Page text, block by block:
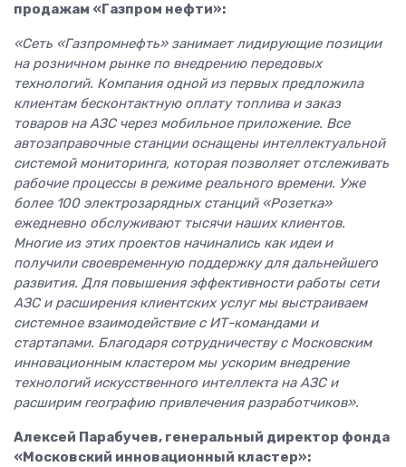
продажам «Газпром нефти»:
«Сеть «Газпромнефть» занимает лидирующие позиции
на розничном рынке по внедрению передовых
технологий. Компания одной из первых предложила
клиентам бесконтактную оплату топлива и заказ
товаров на АЗС через мобильное приложение. Все
автозаправочные станции оснащены интеллектуальной
системой мониторинга, которая позволяет отслеживать
рабочие процессы в режиме реального времени. Уже
более 100 электрозарядных станций «Розетка»
ежедневно обслуживают тысячи наших клиентов.
Многие из этих проектов начинались как идеи и
получили своевременную поддержку для дальнейшего
развития. Для повышения эффективности работы сети
АЗС и расширения клиентских услуг мы выстраиваем
системное взаимодействие с ИТ-командами и
стартапами. Благодаря сотрудничеству с Московским
инновационным кластером мы ускорим внедрение
технологий искусственного интеллекта на АЗС и
расширим географию привлечения разработчиков».
Алексей Парабучев, генеральный директор фонда
«Московский инновационный кластер»: